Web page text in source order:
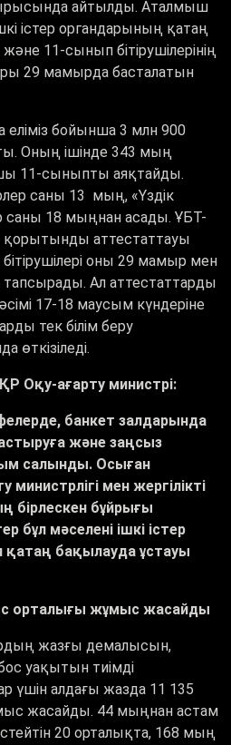
айтылды. Аталмыш
істер органдарының қатаң
11-сынып бітірушілерінің
29 мамырда басталатын
бойынша 3 млн 900
Оның ішінде 343 мың
11-сыныпты аяқтайды.
саны 13 мың, «Үздік
саны 18 мыңнан асады. ҰБТ-
қорытынды аттестаттауы
оны 29 мамыр мен
Ал аттестаттарды
17-18 маусым күндеріне
тек білім беру
өткізіледі.
Оқу-ағарту министрі:
банкет залдарында
және заңсыз
салынды. Осыған
мен жергілікті
бірлескен бұйрығы
бұл мәселені ішкі істер
қатаң бақылауда ұстауы
орталығы жұмыс жасайды
жазғы демалысын,
уақытын тиімді
үшін алдағы жазда 11 135
жасайды. 44 мыңнан астам
20 орталықта, 168 мың